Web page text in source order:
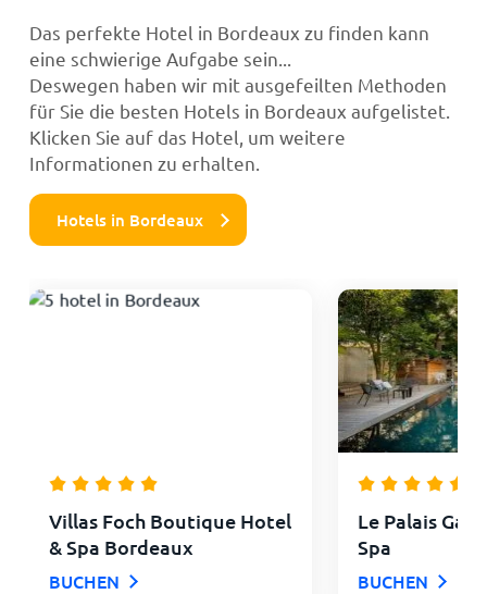
Das perfekte Hotel in Bordeaux zu finden kann
eine schwierige Aufgabe sein...
Deswegen haben wir mit ausgefeilten Methoden
für Sie die besten Hotels in Bordeaux aufgelistet.
Klicken Sie auf das Hotel, um weitere
Informationen zu erhalten.
Hotels in Bordeaux
Villas Foch Boutique Hotel
& Spa Bordeaux
BUCHEN
Le Palais
Spa
BUCHEN